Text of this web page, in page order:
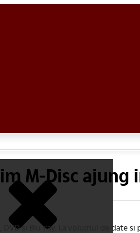
M-Disc ajung
DVD si Blu-ray. La volumul de